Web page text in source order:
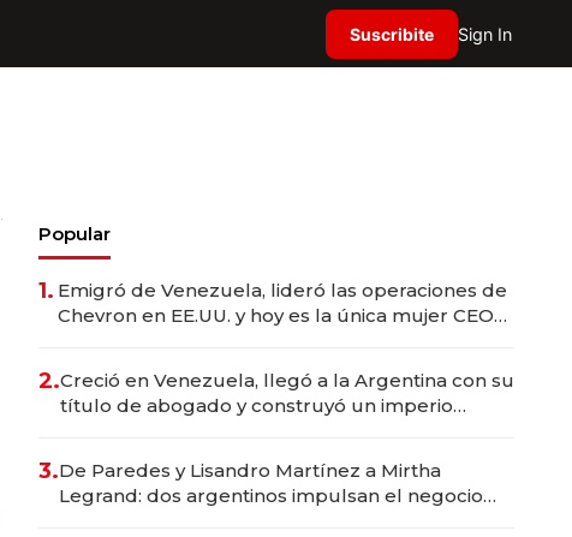
Suscribite Sign In
Popular
1. Emigró de Venezuela, lideró las operaciones de
Chevron en EE.UU. y hoy es la única mujer CEO
2.Creció en Venezuela, llegó a la Argentina con su
título de abogado y construyó un imperio
3.De Paredes y Lisandro Martínez a Mirtha
Legrand: dos argentinos impulsan el negocio